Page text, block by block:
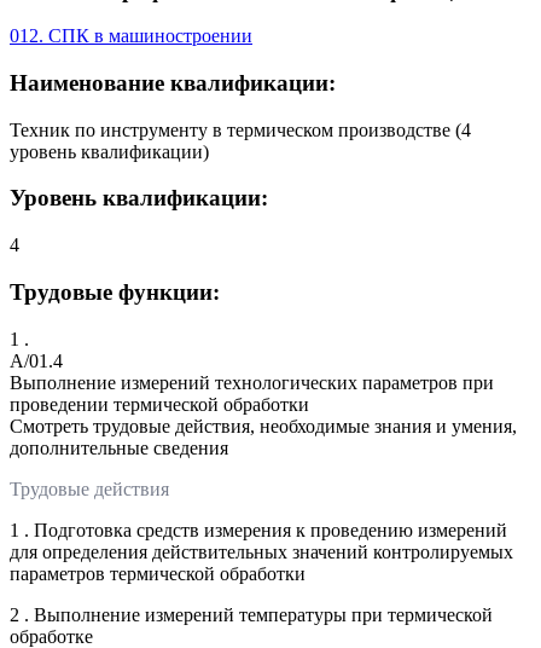
012. СПК в машиностроении
Наименование квалификации:
Техник по инструменту в термическом производстве (4
уровень квалификации)
Уровень квалификации:
4
Трудовые функции:
1 .
A/01.4
Выполнение измерений технологических параметров при
проведении термической обработки
Смотреть трудовые действия, необходимые знания и умения,
дополнительные сведения
Трудовые действия
1 . Подготовка средств измерения к проведению измерений
для определения действительных значений контролируемых
параметров термической обработки
2 . Выполнение измерений температуры при термической
обработке